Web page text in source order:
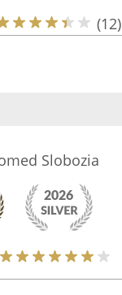
(12)
Slobozia